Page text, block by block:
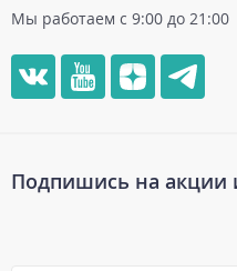
Мы работаем с 9:00 до 21:00
Подпишись на акции